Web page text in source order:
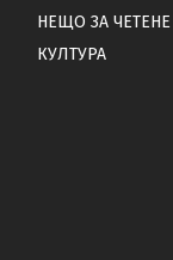
НЕЩО ЗА ЧЕТЕНЕ
КУЛТУРА